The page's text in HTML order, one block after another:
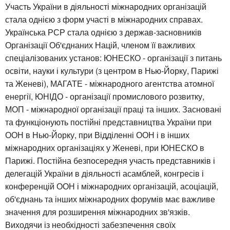
Участь України в діяльності міжнародних організацій
стала однією з форм участі в міжнародних справах.
Українська РСР стала однією з держав-засновників
Організації Об'єднаних Націй, членом її важливих
спеціалізованих установ: ЮНЕСКО - організації з питань
освіти, науки і культури (з центром в Нью-Йорку, Парижі
та Женеві), МАГАТЕ - міжнародного агентства атомної
енергії, ЮНІДО - організації промислового розвитку,
МОП - міжнародної організації праці та інших. Засновані
та функціонують постійні представництва України при
ООН в Нью-Йорку, при Відділенні ООН і в інших
міжнародних організаціях у Женеві, при ЮНЕСКО в
Парижі. Постійна безпосередня участь представників і
делегацій України в діяльності асамблей, конгресів і
конференцій ООН і міжнародних організацій, асоціацій,
об'єднань та інших міжнародних форумів має важливе
значення для розширення міжнародних зв'язків.
Виходячи із необхідності забезпечення своїх